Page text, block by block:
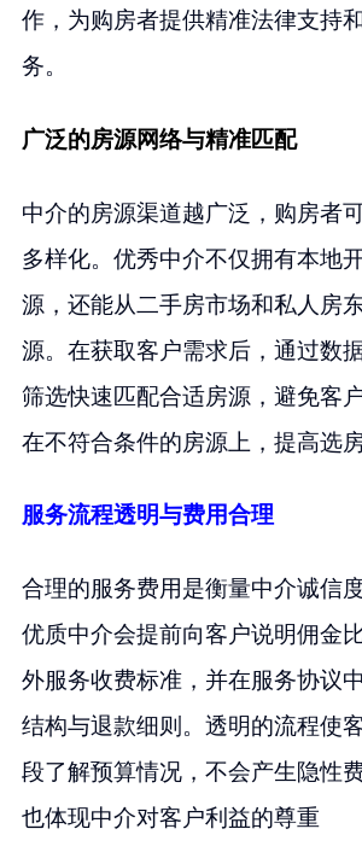
作，为购房者提供精准法律支持
务。
广泛的房源网络与精准匹配
中介的房源渠道越广泛，购房者
多样化。优秀中介不仅拥有本地
源，还能从二手房市场和私人房
源。在获取客户需求后，通过数
筛选快速匹配合适房源，避免客
在不符合条件的房源上，提高选
服务流程透明与费用合理
合理的服务费用是衡量中介诚信
优质中介会提前向客户说明佣金
外服务收费标准，并在服务协议
结构与退款细则。透明的流程使
段了解预算情况，不会产生隐性
也体现中介对客户利益的尊重